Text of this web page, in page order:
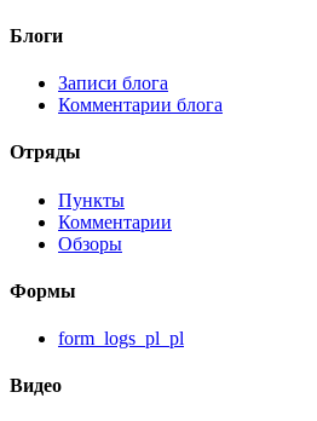
Блоги
Записи блога
Комментарии блога
Отряды
Пункты
Комментарии
Обзоры
Формы
form_logs_pl_pl
Видео